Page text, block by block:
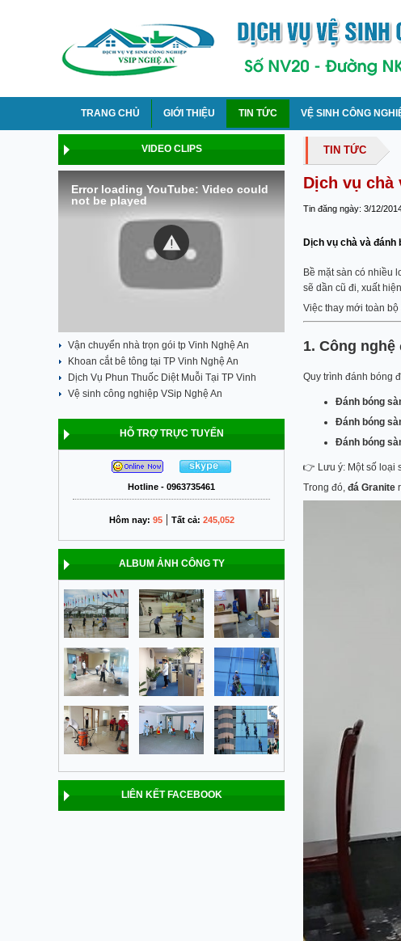
TRANG CHỦ GIỚI THIỆU TIN TỨC VỆ SINH CÔNG
VIDEO CLIPS
Error loading YouTube: Video could
not be played
Vận chuyển nhà trọn gói tp Vinh Nghệ An
Khoan cắt bê tông tại TP Vinh Nghệ An
Dịch Vụ Phun Thuốc Diệt Muỗi Tại TP Vinh
Vệ sinh công nghiệp VSip Nghệ An
HỖ TRỢ TRỰC TUYẾN
Hotline - 0963735461
Hôm nay: 95| Tất cả: 245,052
ALBUM ẢNH CÔNG TY
LIÊN KẾT FACEBOOK
TIN TỨC
Dịch vụ chà
Tin đăng ngày: 3/12/
Dịch vụ chà và đánh
Bề mặt sàn có nhiều
sẽ dần cũ đi, xuất
Việc thay mới toàn
1. Công
Quy trình đánh bóng
Đánh bóng
Đánh bóng
Đánh bóng
👉 Lưu ý: Một số loại
Trong đó, đá Granite